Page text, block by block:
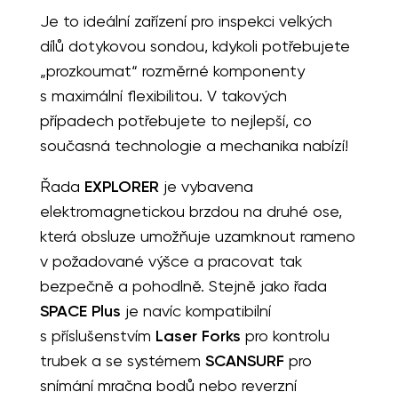
Je to ideální zařízení pro inspekci velkých
dílů dotykovou sondou, kdykoli potřebujete
„prozkoumat“ rozměrné komponenty
s maximální flexibilitou. V takových
případech potřebujete to nejlepší, co
současná technologie a mechanika nabízí!
Řada EXPLORER je vybavena
elektromagnetickou brzdou na druhé ose,
která obsluze umožňuje uzamknout rameno
v požadované výšce a pracovat tak
bezpečně a pohodlně. Stejně jako řada
SPACE Plus je navíc kompatibilní
s příslušenstvím Laser Forks pro kontrolu
trubek a se systémem SCANSURF pro
snímání mračna bodů nebo reverzní